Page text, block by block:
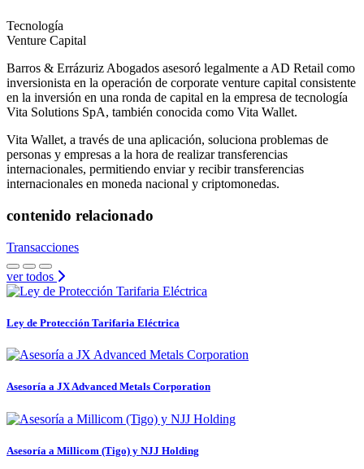
Tecnología
Venture Capital
Barros & Errázuriz Abogados asesoró legalmente a AD Retail como
inversionista en la operación de corporate venture capital consistente
en la inversión en una ronda de capital en la empresa de tecnología
Vita Solutions SpA, también conocida como Vita Wallet.
Vita Wallet, a través de una aplicación, soluciona problemas de
personas y empresas a la hora de realizar transferencias
internacionales, permitiendo enviar y recibir transferencias
internacionales en moneda nacional y criptomonedas.
contenido relacionado
Transacciones
ver todos
Ley de Protección Tarifaria Eléctrica
Asesoría a JX Advanced Metals Corporation
Asesoría a Millicom (Tigo) y NJJ Holding